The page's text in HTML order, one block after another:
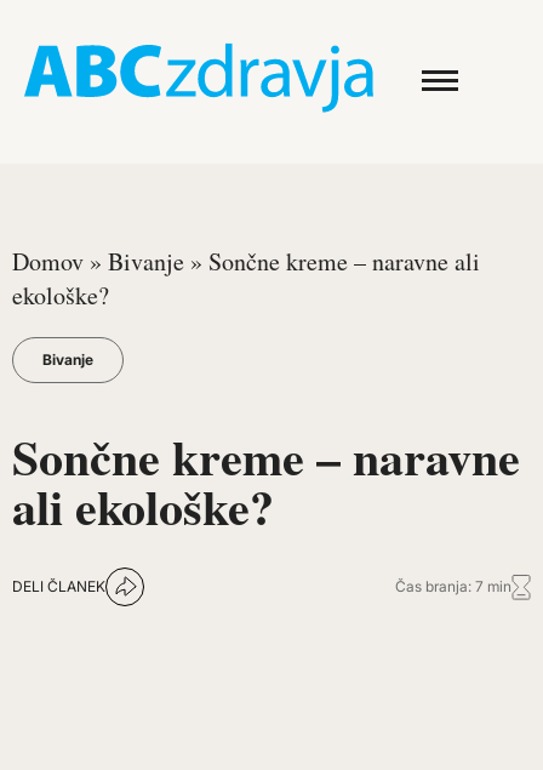
Domov » Bivanje » Sončne kreme – naravne ali
ekološke?
Bivanje
Sončne kreme – naravne
ali ekološke?
DELI ČLANEK Čas branja: 7 min